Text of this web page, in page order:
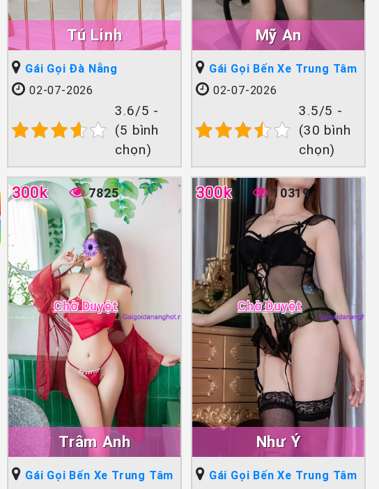
Tú Linh
Gái Gọi Đà Nẵng
02-07-2026
3.6/5 -
(5 bình
chọn)
Mỹ An
Gái Gọi Bến Xe Trung Tâm
02-07-2026
3.5/5 -
(30 bình
chọn)
Trâm Anh
300k 7825
Chờ Duyệt
Gái Gọi Bến Xe Trung Tâm
Như Ý
300k 10319
Chờ Duyệt
Gái Gọi Bến Xe Trung Tâm